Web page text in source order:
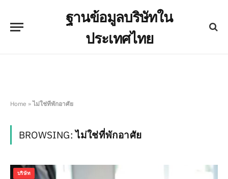
ฐานข้อมูลบริษัทใน
ประเทศไทย
Home »ไม่ใช่ที่พักอาศัย
BROWSING:ไม่ใช่ที่พักอาศัย
บริษัท